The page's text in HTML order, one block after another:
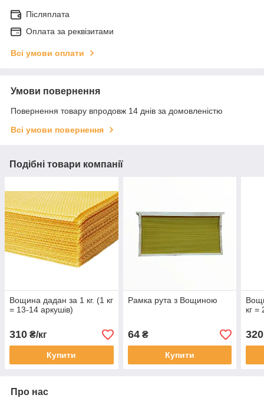
Післяплата
Оплата за реквізитами
Всі умови оплати
Умови повернення
Повернення товару впродовж 14 днів за домовленістю
Всі умови повернення
Подібні товари компанії
Вощина дадан за 1 кг. (1 кг
= 13-14 аркушів)
310 ₴/кг
Купити
Рамка рута з Вощиною
64₴
Купити
кг =
320
Про нас